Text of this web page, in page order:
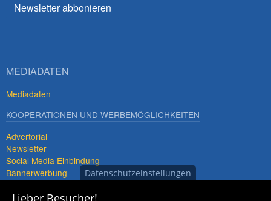
Newsletter abbonieren
MEDIADATEN
Mediadaten
KOOPERATIONEN UND WERBEMÖGLICHKEITEN
Advertorial
Newsletter
Social Media Einbindung
Bannerwerbung
Premiumdestinationen
Datenschutzeinstellungen
Lieber Besucher!